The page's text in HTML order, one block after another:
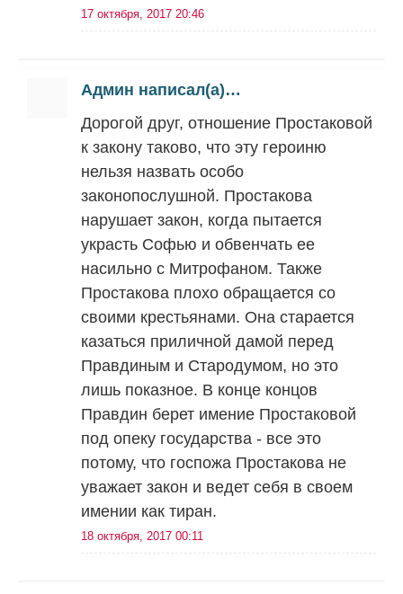
17 октября, 2017 20:46
Админ написал(а)…
Дорогой друг, отношение Простаковой
к закону таково, что эту героиню
нельзя назвать особо
законопослушной. Простакова
нарушает закон, когда пытается
украсть Софью и обвенчать ее
насильно с Митрофаном. Также
Простакова плохо обращается со
своими крестьянами. Она старается
казаться приличной дамой перед
Правдиным и Стародумом, но это
лишь показное. В конце концов
Правдин берет имение Простаковой
под опеку государства - все это
потому, что госпожа Простакова не
уважает закон и ведет себя в своем
имении как тиран.
18 октября, 2017 00:11